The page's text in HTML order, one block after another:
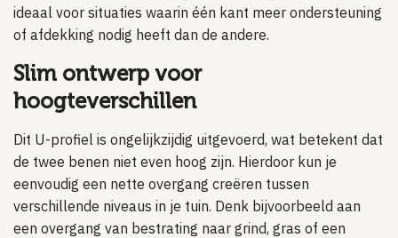
ideaal voor situaties waarin één kant meer ondersteuning
of afdekking nodig heeft dan de andere.
Slim ontwerp voor
hoogteverschillen
Dit U-profiel is ongelijkzijdig uitgevoerd, wat betekent dat
de twee benen niet even hoog zijn. Hierdoor kun je
eenvoudig een nette overgang creëren tussen
verschillende niveaus in je tuin. Denk bijvoorbeeld aan
een overgang van bestrating naar grind, gras of een